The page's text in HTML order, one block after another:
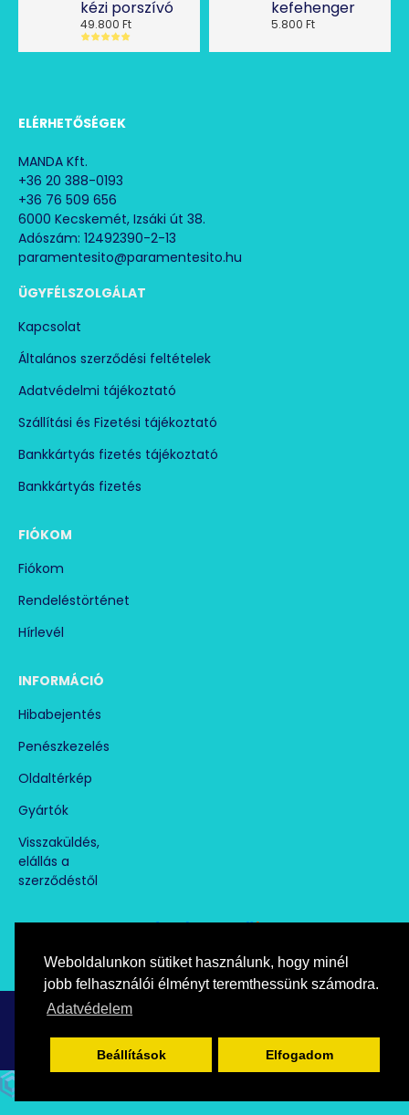
Weboldalunkon sütiket használunk, hogy minél
jobb felhasználói élményt teremthessünk számodra.
Adatvédelem
Beállítások Elfogadom
kézi porszívó
49.800 Ft
kefehenger
5.800 Ft
ELÉRHETŐSÉGEK
MANDA Kft.
+36 20 388-0193
+36 76 509 656
6000 Kecskemét, Izsáki út 38.
Adószám: 12492390-2-13
paramentesito@paramentesito.hu
ÜGYFÉLSZOLGÁLAT
Kapcsolat
Általános szerződési feltételek
Adatvédelmi tájékoztató
Szállítási és Fizetési tájékoztató
Bankkártyás fizetés tájékoztató
Bankkártyás fizetés
FIÓKOM
Fiókom
Rendeléstörténet
Hírlevél
INFORMÁCIÓ
Hibabejentés
Penészkezelés
Oldaltérkép
Gyártók
Visszaküldés,
elállás a
szerződéstől
Árukereső.hu
marketplace partner
Copyright © paramentesito.hu, All Rights Reserved